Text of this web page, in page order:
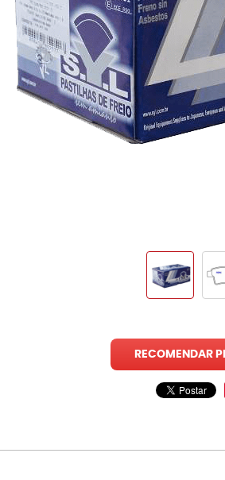
RECOMENDAR